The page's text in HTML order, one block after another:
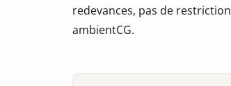
redevances, pas de
ambientCG.